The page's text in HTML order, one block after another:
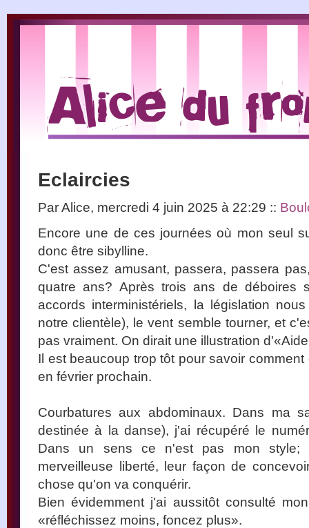
Eclaircies
Par Alice, mercredi 4 juin 2025 à 22:29 ::
Encore une de ces journées où mon seul
donc être sibylline.
C'est assez amusant, passera, passera
quatre ans? Après trois ans de déboires
accords interministériels, la législation
notre clientèle), le vent semble tourner, et
pas vraiment. On dirait une illustration
Il est beaucoup trop tôt pour savoir
en février prochain.
Courbatures aux abdominaux. Dans ma
destinée à la danse), j'ai récupéré le
Dans un sens ce n'est pas mon style;
merveilleuse liberté, leur façon de
chose qu'on va conquérir.
Bien évidemment j'ai aussitôt consulté
«réfléchissez moins, foncez plus».